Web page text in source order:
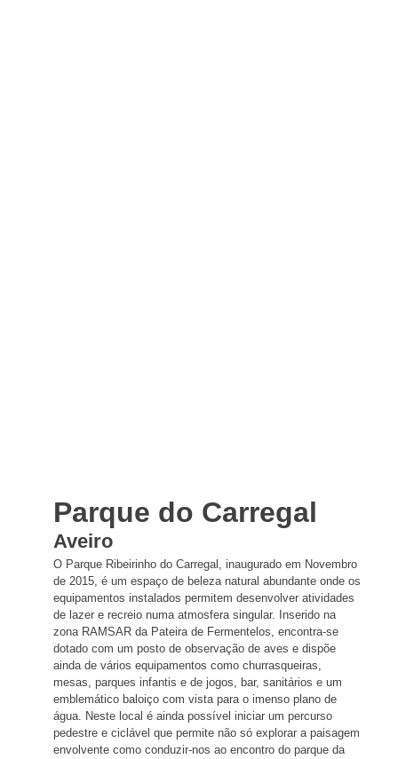
Parque do Carregal
Aveiro
O Parque Ribeirinho do Carregal, inaugurado em Novembro
de 2015, é um espaço de beleza natural abundante onde os
equipamentos instalados permitem desenvolver atividades
de lazer e recreio numa atmosfera singular. Inserido na
zona RAMSAR da Pateira de Fermentelos, encontra-se
dotado com um posto de observação de aves e dispõe
ainda de vários equipamentos como churrasqueiras,
mesas, parques infantis e de jogos, bar, sanitários e um
emblemático baloiço com vista para o imenso plano de
água. Neste local é ainda possível iniciar um percurso
pedestre e ciclável que permite não só explorar a paisagem
envolvente como conduzir-nos ao encontro do parque da